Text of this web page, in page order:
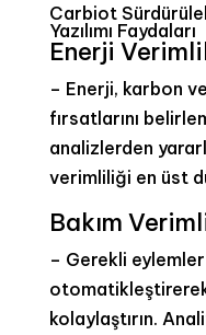
Carbiot
Yazılımı Faydaları
Enerji
– Enerji, karbon
fırsatlarını
analizlerden
verimliliği en üst
Bakım
– Gerekli eylemler
otomatikleştirerek
kolaylaştırın.